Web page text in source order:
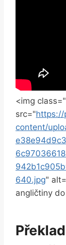
<img
src="https://
content/
640.jpg"
angličtiny